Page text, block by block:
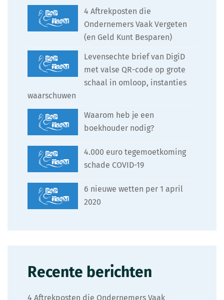
4 Aftrekposten die
Ondernemers Vaak Vergeten
(en Geld Kunt Besparen)
Levensechte brief van DigiD
met valse QR-code op grote
schaal in omloop, instanties
waarschuwen
Waarom heb je een
boekhouder nodig?
4.000 euro tegemoetkoming
schade COVID-19
6 nieuwe wetten per 1 april
2020
Recente berichten
4 Aftrekposten die Ondernemers Vaak